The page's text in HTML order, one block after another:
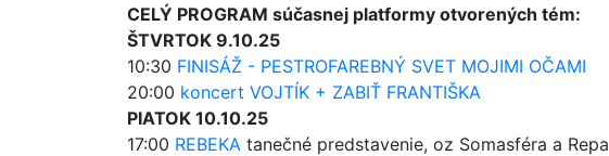
CELÝ PROGRAM súčasnej platformy otvorených tém:
ŠTVRTOK 9.10.25
10:30 FINISÁŽ - PESTROFAREBNÝ SVET MOJIMI OČAMI
20:00 koncert VOJTÍK + ZABIŤ FRANTIŠKA
PIATOK 10.10.25
17:00 REBEKA tanečné predstavenie, oz Somasféra a Repa